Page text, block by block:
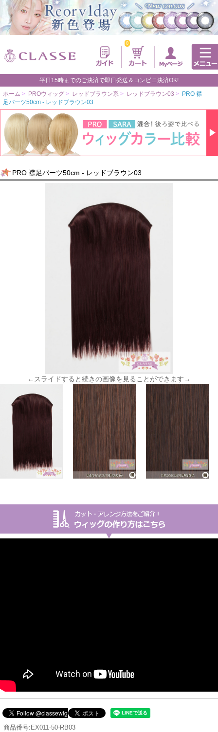
0
平日15時までのご決済で即日発送＆コンビニ決済OK!
ホーム > PROウィッグ > レッドブラウン系 > レッドブラウン03 > PRO 襟
足パーツ50cm - レッドブラウン03
PRO 襟足パーツ50cm - レッドブラウン03
←スライドすると続きの画像を見ることができます→
商品番号:EX011-50-RB03